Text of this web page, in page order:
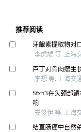
推荐阅读
牙龈素提取物对
李虎虓 等, 上海
芦丁对骨肉瘤生
李想 等, 上海交
Sfxn3在头颈部
响
安俊伊 等, 上海
结直肠癌中自然